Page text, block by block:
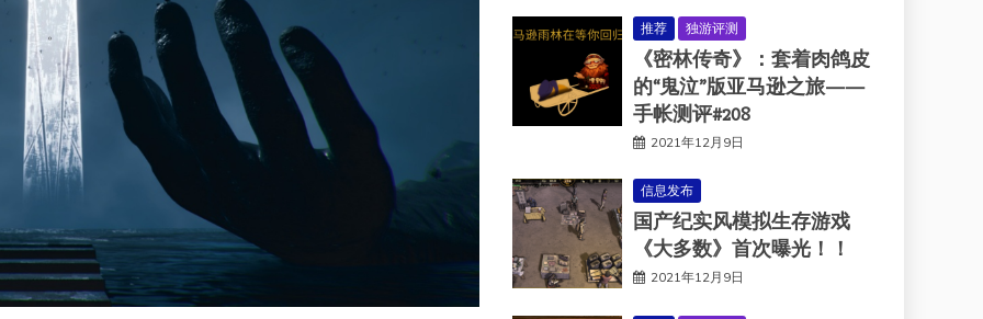
推荐 独游评测
《密林传奇》：套着肉鸽皮
的“鬼泣”版亚马逊之旅——
手帐测评#208
2021年12月9日
信息发布
国产纪实风模拟生存游戏
《大多数》首次曝光！！
2021年12月9日